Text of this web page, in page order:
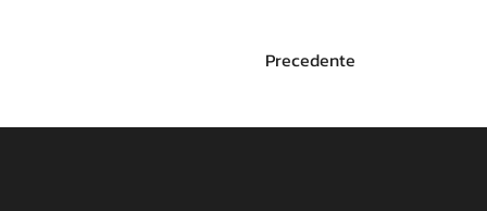
Precedente